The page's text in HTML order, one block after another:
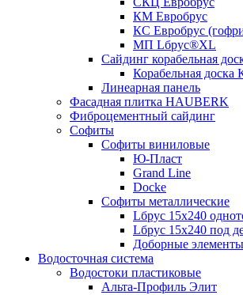
КМ Евробрус
КС Евробрус
МП Lбрус®XL
Сайдинг корабельная
Корабельная доска
Линеарная панель
Фасадная плитка HAUBERK
Фиброцементный сайдинг
Софиты
Софиты виниловые
Ю-Пласт
Grand Line
Docke
Софиты металлические
Lбрус 15x240
Lбрус 15x240 под
Доборные
Водосточная система
Водостоки пластиковые
Альта-Профиль Элит